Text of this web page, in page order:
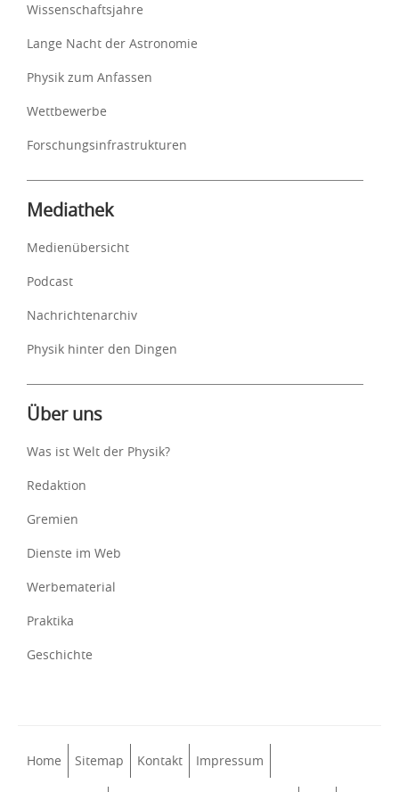
Wissenschaftsjahre
Lange Nacht der Astronomie
Physik zum Anfassen
Wettbewerbe
Forschungsinfrastrukturen
Mediathek
Medienübersicht
Podcast
Nachrichtenarchiv
Physik hinter den Dingen
Über uns
Was ist Welt der Physik?
Redaktion
Gremien
Dienste im Web
Werbematerial
Praktika
Geschichte
Home Sitemap Kontakt Impressum